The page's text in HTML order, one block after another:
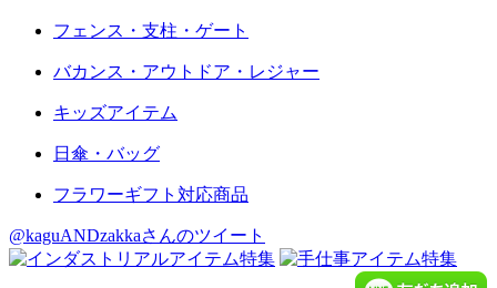
フェンス・支柱・ゲート
バカンス・アウトドア・レジャー
キッズアイテム
日傘・バッグ
フラワーギフト対応商品
@kaguANDzakkaさんのツイート